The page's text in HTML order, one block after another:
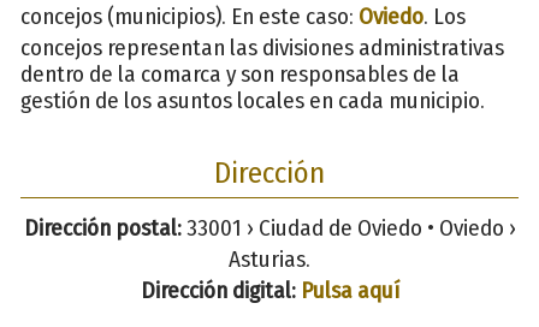
concejos (municipios). En este caso: Oviedo. Los
concejos representan las divisiones administrativas
dentro de la comarca y son responsables de la
gestión de los asuntos locales en cada municipio.
Dirección
Dirección postal:33001 › Ciudad de Oviedo • Oviedo ›
Asturias.
Dirección digital: Pulsa aquí